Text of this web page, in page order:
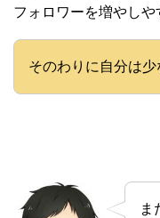
フォロワーを増やしや
そのわりに自分は
ま